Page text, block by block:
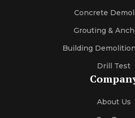
Concrete
Grouting &
Building
Drill Test
About Us